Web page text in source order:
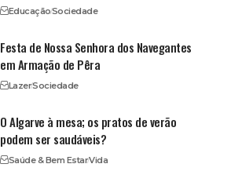
EducaçãoSociedade
Festa de Nossa Senhora dos Navegantes
em Armação de Pêra
LazerSociedade
O Algarve à mesa; os pratos de verão
podem ser saudáveis?
Saúde & Bem EstarVida